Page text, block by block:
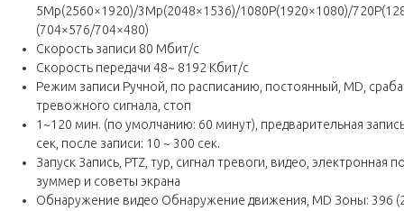
5Mp(2560×1920)/3Mp(2048×1536)/1080P(1920×1080)/
(704×576/704×480)
Скорость записи 80 Мбит/с
Скорость передачи 48~ 8192 Кбит/с
Режим записи Ручной, по расписанию, постоянный, MD,
тревожного сигнала, стоп
1~120 мин. (по умолчанию: 60 минут), предварительная
сек, после записи: 10 ~ 300 сек.
Запуск Запись, PTZ, тур, сигнал тревоги, видео, электронная
зуммер и советы экрана
Обнаружение видео Обнаружение движения, MD Зоны: 396